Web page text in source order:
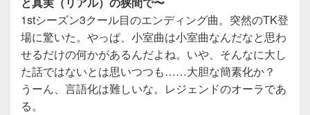
1stシーズン3クール目のエンディング曲。突然のTK登
場に驚いた。やっぱ、小室曲は小室曲なんだなと思わ
せるだけの何かがあるんだよね。いや、そんなに大し
た話ではないとは思いつつも……大胆な簡素化か？
うーん、言語化は難しいな。レジェンドのオーラであ
る。